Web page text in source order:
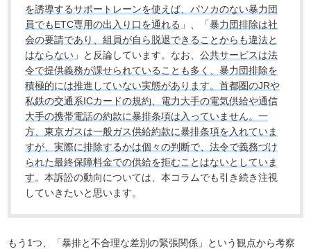
を誘導するサポートレーンを使えば、パソカのない暴力団
員でもETC専用の出入り口を通れる 」、「暴力団排除は社
会の要請であり、組員が自ら脱退できることからも違法と
はならない 」と反論しています。なお、公共サービスは法
令で提供義務が課せられていることも多く、暴力団排除を
積極的には推進していない実態があります。首都圏のJRや
私鉄の交通系ICカードの規約、電力大手の電気供給や通信
大手の携帯電話の約款に暴排条項は入っていません。一
方、東京ガスは一般ガス供給約款に暴排条項を入れていま
すが、実際に排除するかは個々の判断で、法令で義務づけ
られた最終保障料金での供給を拒むことはないとしていま
す。本訴訟の動向については、本コラムでも引き続き注視
していきたいと思います。
もう1つ、「暴排と不合理な差別の緊張関係」という観点から考察